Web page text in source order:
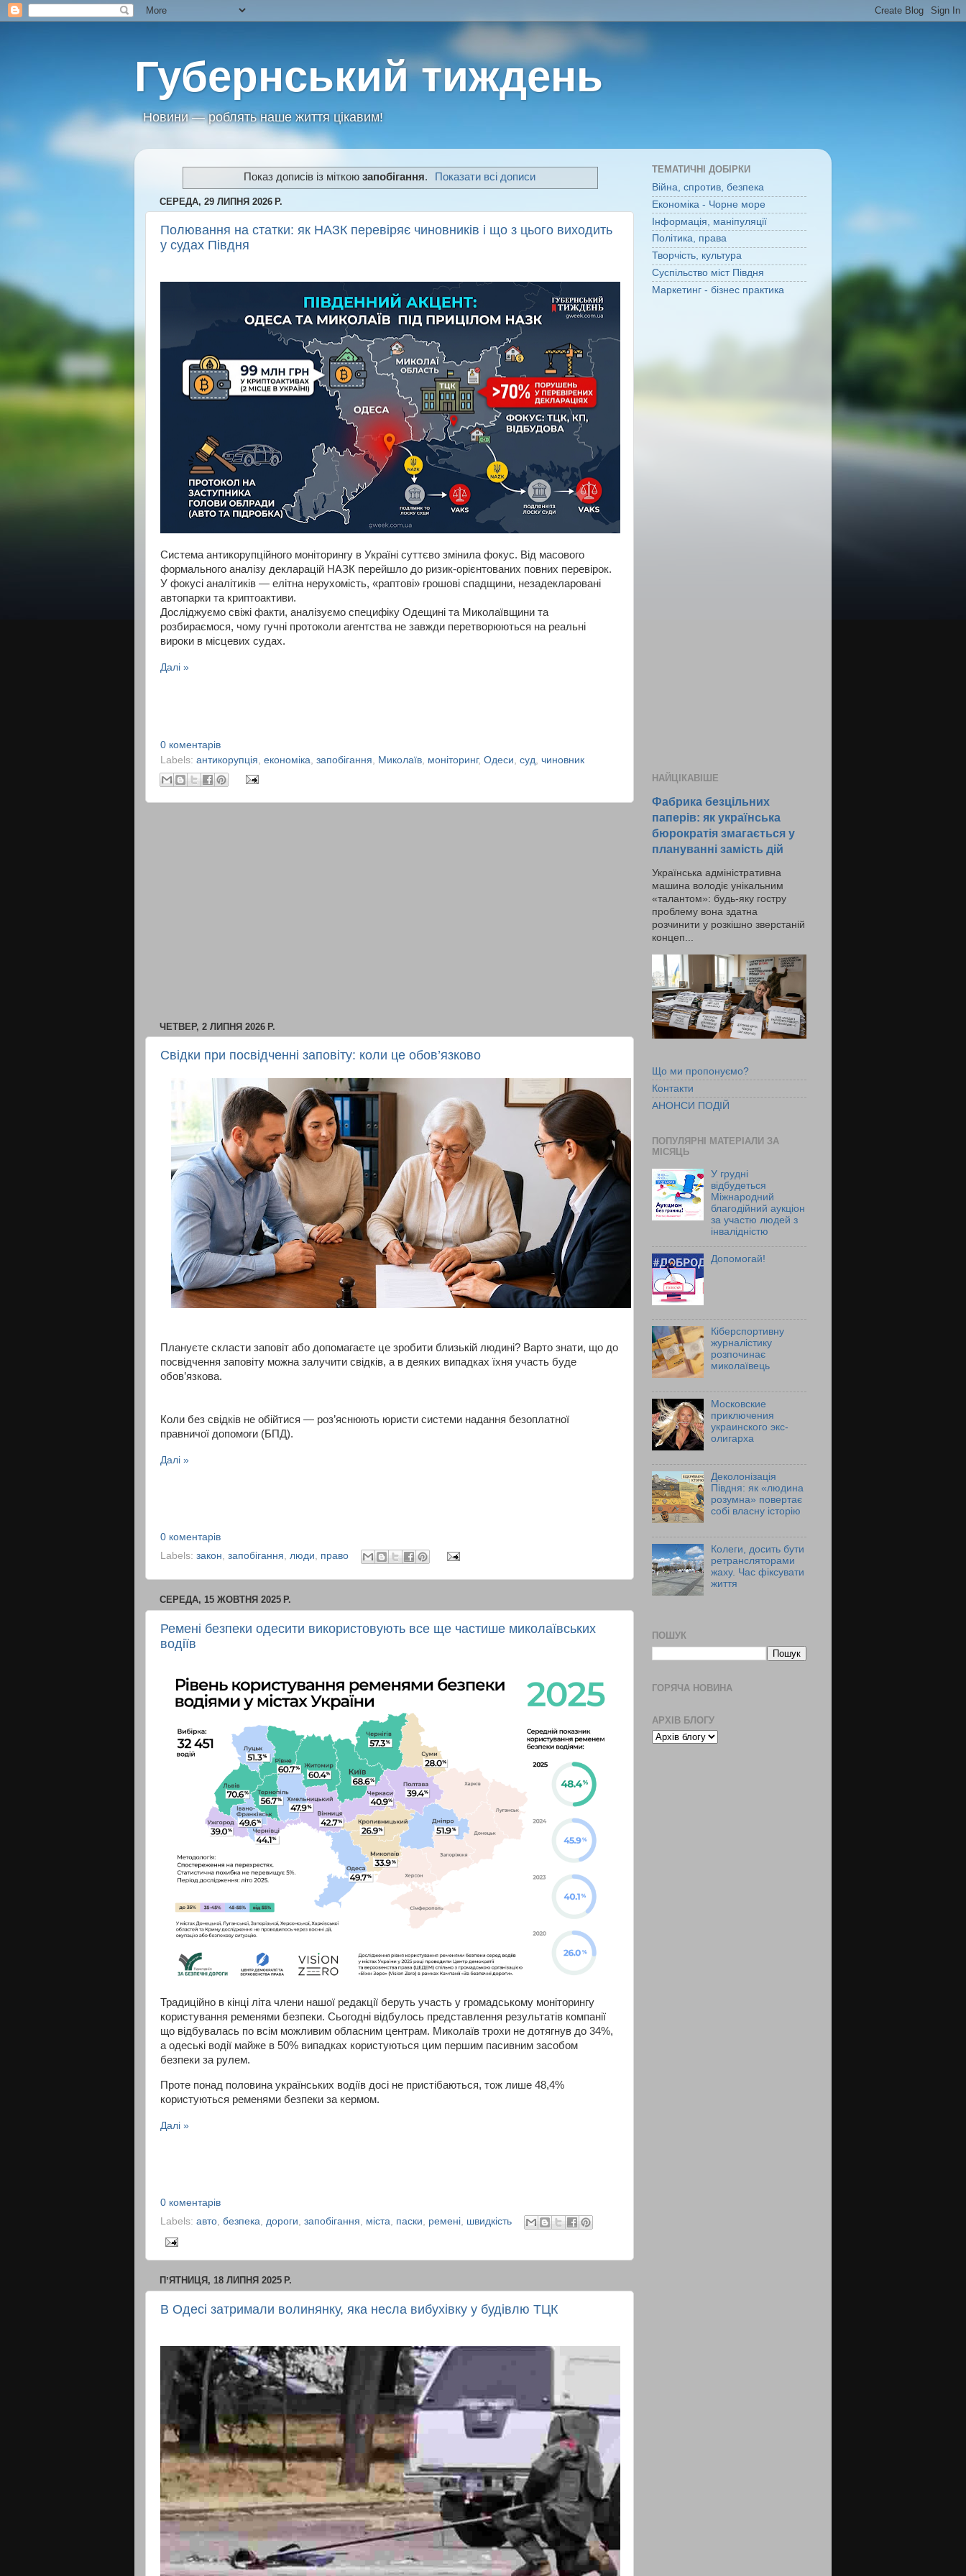
Губернський тиждень
Новини — роблять наше життя цікавим!
Показ дописів із міткоюзапобігання. Показати всі дописи
СЕРЕДА, 29 ЛИПНЯ 2026 Р.
Полювання на статки: як НАЗК перевіряє чиновників і що з цього виходить
у судах Півдня
Система антикорупційного моніторингу в Україні суттєво змінила фокус. Від масового
формального аналізу декларацій НАЗК перейшло до ризик-орієнтованих повних перевірок.
У фокусі аналітиків — елітна нерухомість, «раптові» грошові спадщини, незадекларовані
автопарки та криптоактиви.
Досліджуємо свіжі факти, аналізуємо специфіку Одещині та Миколаївщини та
розбираємося, чому гучні протоколи агентства не завжди перетворюються на реальні
вироки в місцевих судах.
Далі »
0 коментарів
Labels: антикорупція, економіка, запобігання, Миколаїв, моніторинг, Одеси, суд, чиновник
ЧЕТВЕР, 2 ЛИПНЯ 2026 Р.
Свідки при посвідченні заповіту: коли це обов’язково
Плануєте скласти заповіт або допомагаєте це зробити близькій людині? Варто знати, що до
посвідчення заповіту можна залучити свідків, а в деяких випадках їхня участь буде
обов’язкова.
Коли без свідків не обійтися — роз’яснюють юристи системи надання безоплатної
правничої допомоги (БПД).
Далі »
0 коментарів
Labels: закон, запобігання, люди, право
СЕРЕДА, 15 ЖОВТНЯ 2025 Р.
Ремені безпеки одесити використовують все ще частише миколаївських
водіїв
Традиційно в кінці літа члени нашої редакції беруть участь у громадському моніторингу
користування ременями безпеки. Сьогодні відбулось представлення результатів компанії
що відбувалась по всім можливим обласним центрам. Миколаїв трохи не дотягнув до 34%,
а одеські водії майже в 50% випадках користуються цим першим пасивним засобом
безпеки за рулем.
Проте понад половина українських водіїв досі не пристібаються, тож лише 48,4%
користуються ременями безпеки за кермом.
Далі »
0 коментарів
Labels: авто, безпека, дороги, запобігання, міста, паски, ремені, швидкість
ПʼЯТНИЦЯ, 18 ЛИПНЯ 2025 Р.
В Одесі затримали волинянку, яка несла вибухівку у будівлю ТЦК
ТЕМАТИЧНІ ДОБІРКИ
Війна, спротив, безпека
Економіка - Чорне море
Інформація, маніпуляції
Політика, права
Творчість, культура
Суспільство міст Півдня
Маркетинг - бізнес практика
НАЙЦІКАВІШЕ
Фабрика безцільних
паперів: як українська
бюрократія змагається у
плануванні замість дій
Українська адміністративна
машина володіє унікальним
«талантом»: будь-яку гостру
проблему вона здатна
розчинити у розкішно зверстаній
концеп...
Що ми пропонуємо?
Контакти
АНОНСИ ПОДІЙ
ПОПУЛЯРНІ МАТЕРІАЛИ ЗА
МІСЯЦЬ
У грудні
відбудеться
Міжнародний
благодійний аукціон
за участю людей з
інвалідністю
Допомогай!
Кіберспортивну
журналістику
розпочинає
миколаївець
Московские
приключения
украинского экс-
олигарха
Деколонізація
Півдня: як «людина
розумна» повертає
собі власну історію
Колеги, досить бути
ретрансляторами
жаху. Час фіксувати
життя
ПОШУК
ГОРЯЧА НОВИНА
АРХІВ БЛОГУ